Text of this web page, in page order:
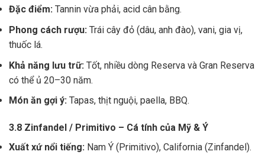
Đặc điểm: Tannin vừa phải, acid cân bằng.
Phong cách rượu: Trái cây đỏ (dâu, anh đào), vani, gia vị,
thuốc lá.
Khả năng lưu trữ: Tốt, nhiều dòng Reserva và Gran Reserva
có thể ủ 20–30 năm.
Món ăn gợi ý: Tapas, thịt nguội, paella, BBQ.
3.8 Zinfandel / Primitivo – Cá tính của Mỹ & Ý
Xuất xứ nổi tiếng: Nam Ý (Primitivo), California (Zinfandel).